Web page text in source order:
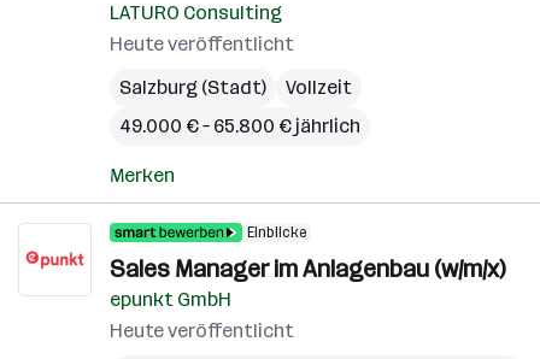
LATURO Consulting
Heute veröffentlicht
Salzburg (Stadt)
Vollzeit
49.000 € – 65.800 € jährlich
Merken
Einblicke
Sales Manager im Anlagenbau (w/m/x)
epunkt GmbH
Heute veröffentlicht